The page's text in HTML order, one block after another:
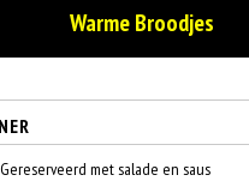
Warme Broodjes
Gereserveerd met salade en saus